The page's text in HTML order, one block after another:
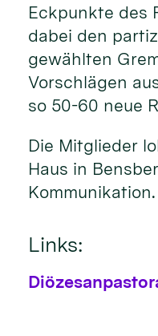
Eckpunkte des
dabei den
gewählten
Vorschlägen
so 50-60 neue
Die Mitglieder
Haus in
Links: